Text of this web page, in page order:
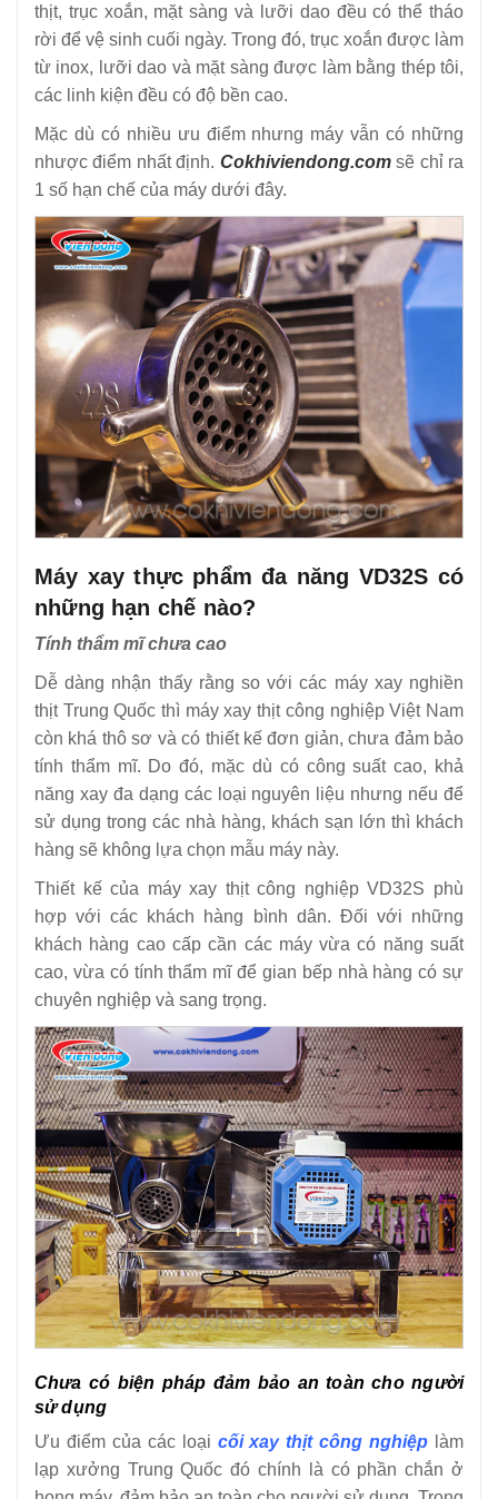
thịt, trục xoắn, mặt sàng và lưỡi dao đều có thể tháo
rời để vệ sinh cuối ngày. Trong đó, trục xoắn được làm
từ inox, lưỡi dao và mặt sàng được làm bằng thép tôi,
các linh kiện đều có độ bền cao.
Mặc dù có nhiều ưu điểm nhưng máy vẫn có những
nhược điểm nhất định. Cokhiviendong.comsẽ chỉ ra
1 số hạn chế của máy dưới đây.
Máy xay thực phẩm đa năng VD32S có
những hạn chế nào?
Tính thẩm mĩ chưa cao
Dễ dàng nhận thấy rằng so với các máy xay nghiền
thịt Trung Quốc thì máy xay thịt công nghiệp Việt Nam
còn khá thô sơ và có thiết kế đơn giản, chưa đảm bảo
tính thẩm mĩ. Do đó, mặc dù có công suất cao, khả
năng xay đa dạng các loại nguyên liệu nhưng nếu để
sử dụng trong các nhà hàng, khách sạn lớn thì khách
hàng sẽ không lựa chọn mẫu máy này.
Thiết kế của máy xay thịt công nghiệp VD32S phù
hợp với các khách hàng bình dân. Đối với những
khách hàng cao cấp cần các máy vừa có năng suất
cao, vừa có tính thẩm mĩ để gian bếp nhà hàng có sự
chuyên nghiệp và sang trọng.
Chưa có biện pháp đảm bảo an toàn cho người
sử dụng
Ưu điểm của các loại cối xay thịt công nghiệp làm
lạp xưởng Trung Quốc đó chính là có phần chắn ở